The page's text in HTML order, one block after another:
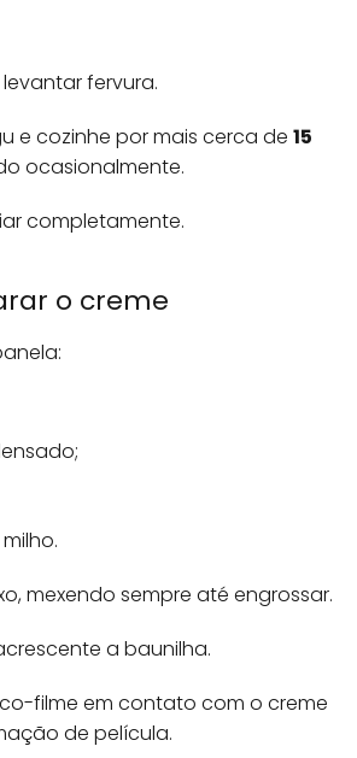
fervura.
e cozinhe por mais cerca de 15
ocasionalmente.
completamente.
o creme
mexendo sempre até engrossar.
a baunilha.
filme em contato com o creme
de película.